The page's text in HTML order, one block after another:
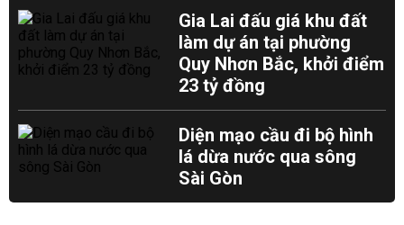
Gia Lai đấu giá khu đất
làm dự án tại phường
Quy Nhơn Bắc, khởi điểm
23 tỷ đồng
Diện mạo cầu đi bộ hình
lá dừa nước qua sông
Sài Gòn